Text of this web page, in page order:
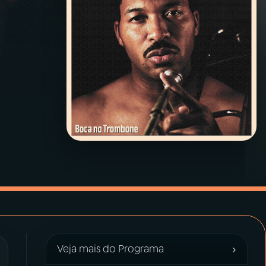
Veja mais do Programa ›